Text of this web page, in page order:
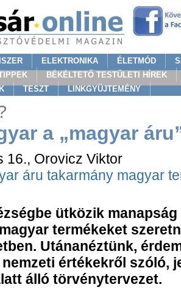
ELEKTRONIKA ÉLETMÓD
BÉKÉLTETŐ TESTÜLETI HÍREK
TESZT LINKGYÜJTEMÉNY
a „magyar
16., Orovicz Viktor
áru takarmány magyar
ütközik
termékeket
Utánanéztünk,
értékekről szóló,
álló törvénytervezet.